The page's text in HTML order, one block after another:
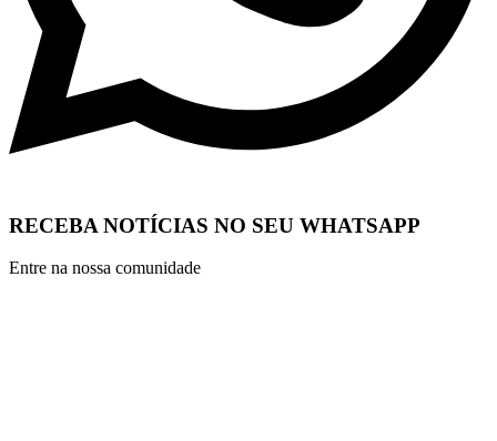
RECEBA NOTÍCIAS NO SEU WHATSAPP
Entre na nossa comunidade